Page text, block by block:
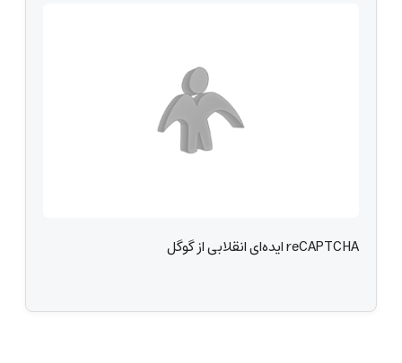
reCAPTCHA ایده‌ای انقلابی از گوگل